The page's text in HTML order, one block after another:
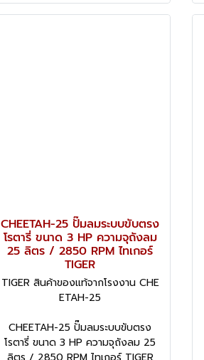
CHEETAH-25 ปั๊มลมระบบขับตรง
โรตารี่ ขนาด 3 HP ความจุถังลม
25 ลิตร / 2850 RPM ไทเกอร์
TIGER
TIGER สินค้าของแท้จากโรงงาน CHE
ETAH-25
CHEETAH-25 ปั๊มลมระบบขับตรง
โรตารี่ ขนาด 3 HP ความจุถังลม 25